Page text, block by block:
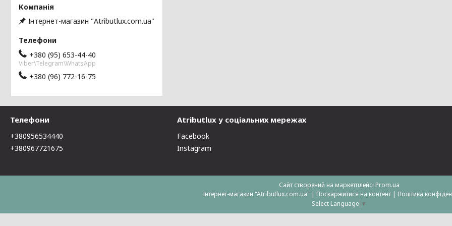
Інтернет-магазин "Atributlux.com.ua"
+380 (95) 653-44-40
Viber\Telegram\WhatsApp
+380 (96) 772-16-75
Телефони
+380956534440
+380967721675
Atributlux у соціальних мережах
Facebook
Instagram
Сайт створений на маркетплейсі Prom.ua
Інтернет-магазин "Atributlux.com.ua" | Поскаржитися на контент | Політика
Select Language ▼